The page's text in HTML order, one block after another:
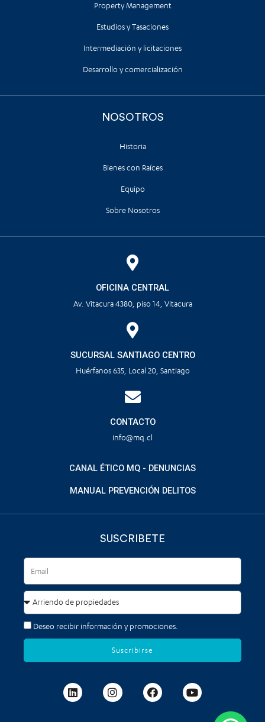
Property Management
Estudios y Tasaciones
Intermediación y licitaciones
Desarrollo y comercialización
NOSOTROS
Historia
Bienes con Raíces
Equipo
Sobre Nosotros
OFICINA CENTRAL
Av. Vitacura 4380, piso 14, Vitacura
SUCURSAL SANTIAGO CENTRO
Huérfanos 635, Local 20, Santiago
CONTACTO
info@mq.cl
CANAL ÉTICO MQ - DENUNCIAS
MANUAL PREVENCIÓN DELITOS
SUSCRIBETE
Deseo recibir información y promociones.
Suscribirse